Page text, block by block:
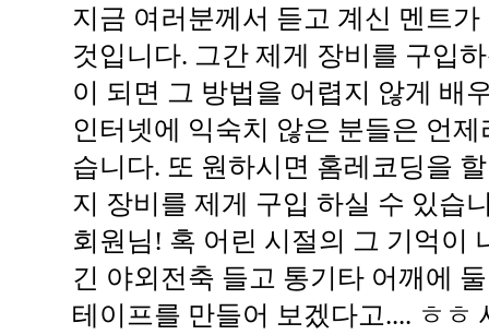
지금 여러분께서 듣고 계신 멘트
것입니다. 그간 제게 장비를 구입
이 되면 그 방법을 어렵지 않게 배
인터넷에 익숙치 않은 분들은 언
습니다. 또 원하시면 홈레코딩을
지 장비를 제게 구입 하실 수 있습
회원님! 혹 어린 시절의 그 기억이
긴 야외전축 들고 통기타 어깨에
테이프를 만들어 보겠다고.... ㅎㅎ